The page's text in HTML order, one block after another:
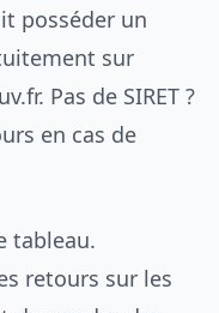
posséder un
sur
Pas de SIRET ?
en cas de
tableau.
retours sur les